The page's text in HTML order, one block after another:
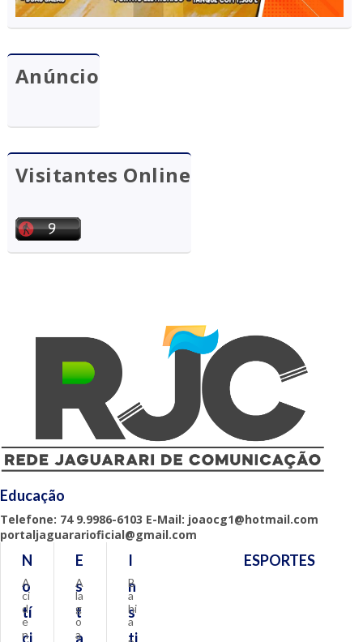
Anúncio
Visitantes Online
Educação
Telefone: 74 9.9986-6103 E-Mail: joaocg1@hotmail.com
portaljaguararioficial@gmail.com
N
o
tí
ci
A
ci
d
e
n
E
s
t
a
A
la
g
o
a
I
n
s
ti
B
a
hi
a
ESPORTES